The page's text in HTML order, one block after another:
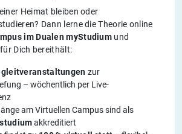
Heimat bleiben oder
Dann lerne die Theorie online
im Dualen myStudium und
Dich bereithält:
zur
– wöchentlich per Live-
am Virtuellen Campus sind als
akkreditiert